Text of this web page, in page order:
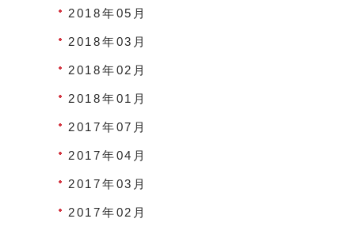
2018年05月
2018年03月
2018年02月
2018年01月
2017年07月
2017年04月
2017年03月
2017年02月